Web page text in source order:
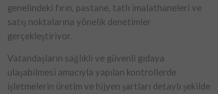
genelindeki fırın, pastane, tatlı imalathaneleri ve
satış noktalarına yönelik denetimler
gerçekleştiriyor.
Vatandaşların sağlıklı ve güvenli gıdaya
ulaşabilmesi amacıyla yapılan kontrollerde
işletmelerin üretim ve hijyen şartları detaylı şekilde